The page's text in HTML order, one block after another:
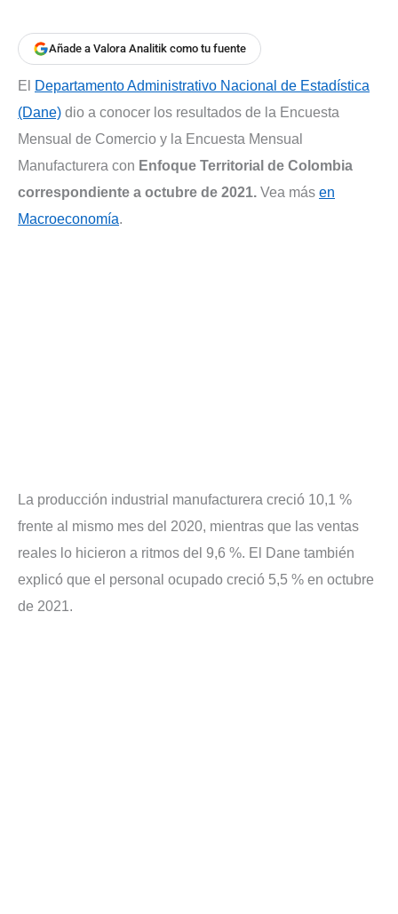
Añade a Valora Analitik como tu fuente
El
Departamento Administrativo Nacional de Estadística
(Dane) dio a conocer los resultados de la Encuesta
Mensual de Comercio y la Encuesta Mensual
Manufacturera con Enfoque Territorial de Colombia
correspondiente a octubre de 2021. Vea más en
Macroeconomía.
La producción industrial manufacturera creció 10,1 %
frente al mismo mes del 2020, mientras que las ventas
reales lo hicieron a ritmos del 9,6 %. El Dane también
explicó que el personal ocupado creció 5,5 % en octubre
de 2021.